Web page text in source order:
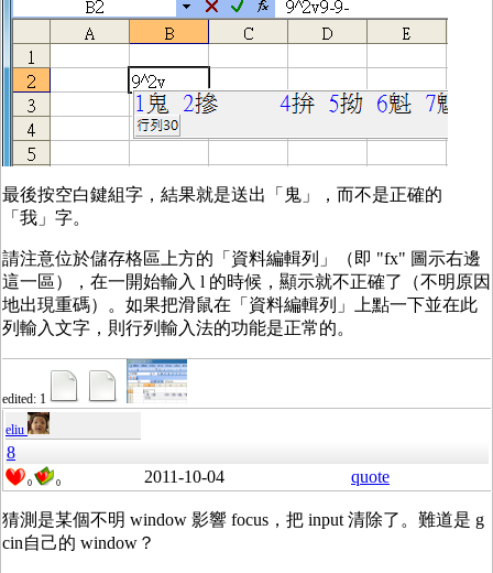
最後按空白鍵組字，結果就是送出「鬼」，而不是正確的
「我」字。
請注意位於儲存格區上方的「資料編輯列」（即 "fx" 圖示右邊
這一區），在一開始輸入 l 的時候，顯示就不正確了（不明原因
地出現重碼）。如果把滑鼠在「資料編輯列」上點一下並在此
列輸入文字，則行列輸入法的功能是正常的。
edited: 1
eliu
8
0 0 2011-10-04 quote
猜測是某個不明 window 影響 focus，把 input 清除了。難道是 g
cin自己的 window？